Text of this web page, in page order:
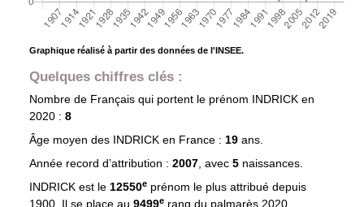
Graphique réalisé à partir des données de l'INSEE.
Quelques chiffres clés :
Nombre de Français qui portent le prénom INDRICK en
2020 : 8
Âge moyen des INDRICKen France : 19 ans.
Année record d’attribution : 2007, avec 5 naissances.
INDRICK est le 12550eprénom le plus attribué depuis
1900. Il se place au 9499e rang du palmarès 2020.